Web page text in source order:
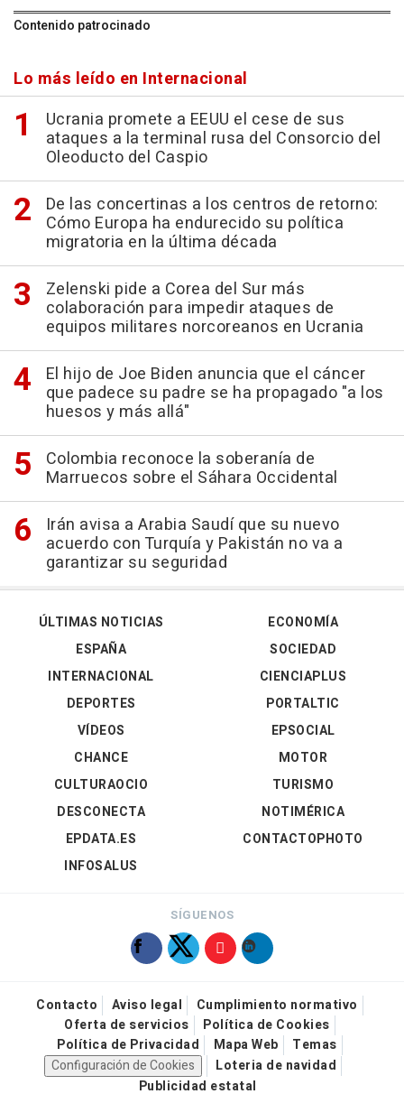
Contenido patrocinado
Lo más leído en Internacional
Ucrania promete a EEUU el cese de sus
ataques a la terminal rusa del Consorcio del
Oleoducto del Caspio
De las concertinas a los centros de retorno:
Cómo Europa ha endurecido su política
migratoria en la última década
Zelenski pide a Corea del Sur más
colaboración para impedir ataques de
equipos militares norcoreanos en Ucrania
El hijo de Joe Biden anuncia que el cáncer
que padece su padre se ha propagado "a los
huesos y más allá"
Colombia reconoce la soberanía de
Marruecos sobre el Sáhara Occidental
Irán avisa a Arabia Saudí que su nuevo
acuerdo con Turquía y Pakistán no va a
garantizar su seguridad
ÚLTIMAS NOTICIAS
ESPAÑA
INTERNACIONAL
DEPORTES
VÍDEOS
ECONOMÍA
SOCIEDAD
CIENCIAPLUS
PORTALTIC
EPSOCIAL
CHANCE
CULTURAOCIO
DESCONECTA
EPDATA.ES
INFOSALUS
MOTOR
TURISMO
NOTIMÉRICA
CONTACTOPHOTO
SÍGUENOS
Contacto Aviso legal
Cumplimiento normativo
Oferta de servicios
Política de Cookies
Política de Privacidad
Mapa Web
Temas
Configuración de Cookies
Loteria de navidad
Publicidad estatal